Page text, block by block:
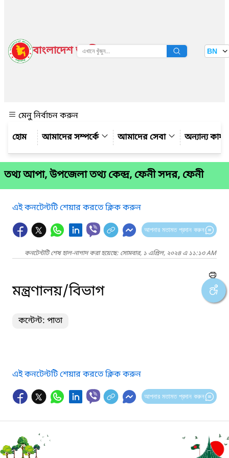
বাংলাদেশ জাতীয় তথ্য বাতায়ন BN
মেনু নির্বাচন করুন
আমাদের সম্পর্কে
আমাদের সেবা অন্যান্য
তথ্য আপা, উপজেলা তথ্য কেন্দ্র, ফেনী সদর, ফেনী
এই কনটেন্টটি শেয়ার করতে ক্লিক করুন
আপনার মতামত প্রদান করুন
কনটেন্টটি শেষ হাল-নাগাদ করা হয়েছে: সোমবার, ১ এপ্রিল, ২০২৪ এ ১১:১৩ AM
মন্ত্রণালয়/বিভাগ
কন্টেন্ট: পাতা
এই কনটেন্টটি শেয়ার করতে ক্লিক করুন
আপনার মতামত প্রদান করুন